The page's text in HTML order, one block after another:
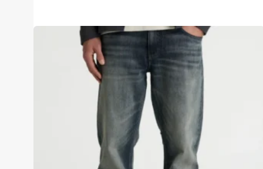
meerdere
variaties.
Deze
kan
gekozen
worden
op